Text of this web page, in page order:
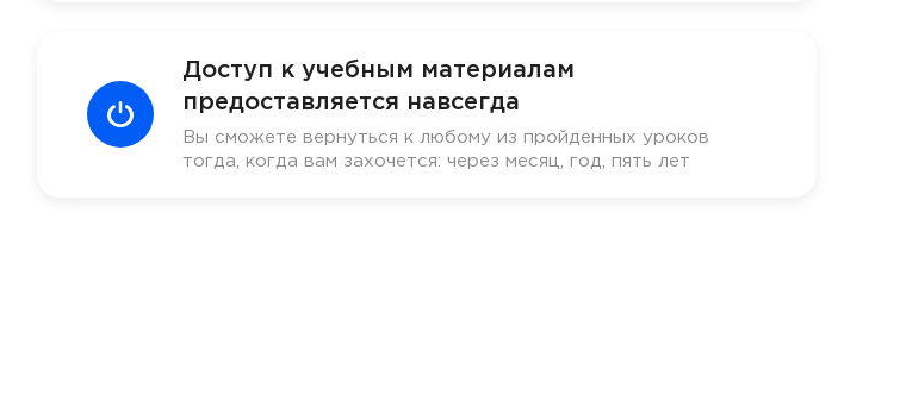
Доступ к учебным материалам
предоставляется навсегда
Вы сможете вернуться к любому из пройденных уроков
тогда, когда вам захочется: через месяц, год, пять лет